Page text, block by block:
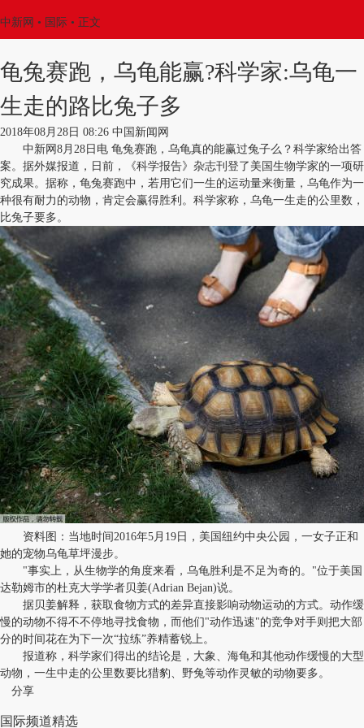
中新网 • 国际 • 正文
龟兔赛跑，乌龟能赢?科学家:乌龟一
生走的路比兔子多
2018年08月28日 08:26 中国新闻网
中新网8月28日电 龟兔赛跑，乌龟真的能赢过兔子么？科学家给出答
案。据外媒报道，日前，《科学报告》杂志刊登了美国生物学家的一项研
究成果。据称，龟兔赛跑中，若用它们一生的运动量来衡量，乌龟作为一
种很有耐力的动物，肯定会赢得胜利。科学家称，乌龟一生走的公里数，
比兔子要多。
资料图：当地时间2016年5月19日，美国纽约中央公园，一女子正和
她的宠物乌龟草坪漫步。
"事实上，从生物学的角度来看，乌龟胜利是不足为奇的。"位于美国
达勒姆市的杜克大学学者贝姜(Adrian Bejan)说。
据贝姜解释，获取食物方式的差异直接影响动物运动的方式。动作缓
慢的动物不得不不停地寻找食物，而他们"动作迅速"的竞争对手则把大部
分的时间花在为下一次“拉练”养精蓄锐上。
报道称，科学家们得出的结论是，大象、海龟和其他动作缓慢的大型
动物，一生中走的公里数要比猎豹、野兔等动作灵敏的动物要多。
分享
国际频道精选